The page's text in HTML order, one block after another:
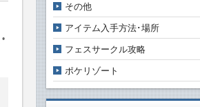
•
その他
アイテム入手方法･場所
フェスサークル攻略
ポケリゾート